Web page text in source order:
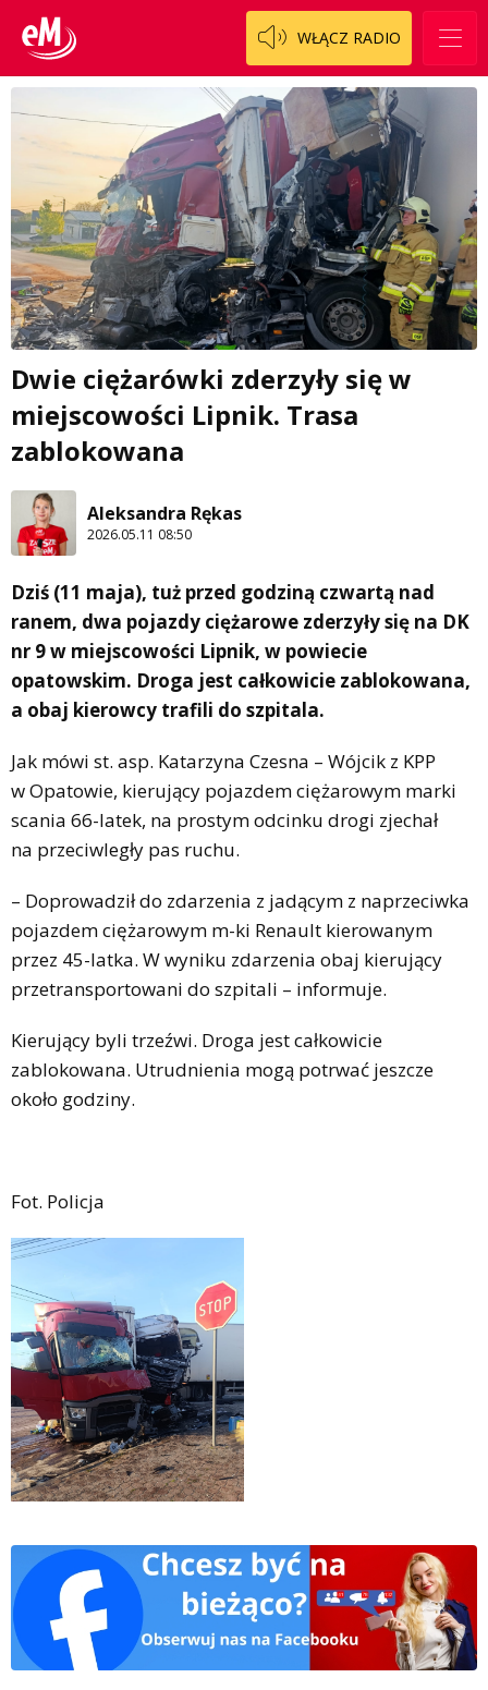
WŁĄCZ RADIO
Dwie ciężarówki zderzyły się w
miejscowości Lipnik. Trasa
zablokowana
Aleksandra Rękas
2026.05.11 08:50
Dziś (11 maja), tuż przed godziną czwartą nad
ranem, dwa pojazdy ciężarowe zderzyły się na DK
nr 9 w miejscowości Lipnik, w powiecie
opatowskim. Droga jest całkowicie zablokowana,
a obaj kierowcy trafili do szpitala.
Jak mówi st. asp. Katarzyna Czesna – Wójcik z KPP
w Opatowie, kierujący pojazdem ciężarowym marki
scania 66-latek, na prostym odcinku drogi zjechał
na przeciwległy pas ruchu.
– Doprowadził do zdarzenia z jadącym z naprzeciwka
pojazdem ciężarowym m-ki Renault kierowanym
przez 45-latka. W wyniku zdarzenia obaj kierujący
przetransportowani do szpitali – informuje.
Kierujący byli trzeźwi. Droga jest całkowicie
zablokowana. Utrudnienia mogą potrwać jeszcze
około godziny.
Fot. Policja